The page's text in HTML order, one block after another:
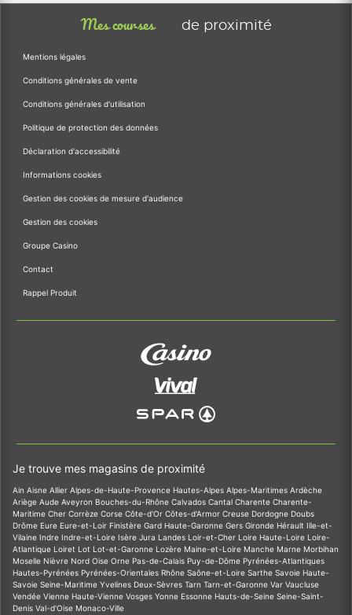
Mes courses de proximité
Mentions légales
Conditions générales de vente
Conditions générales d'utilisation
Politique de protection des données
Déclaration d'accessibilité
Informations cookies
Gestion des cookies de mesure d'audience
Gestion des cookies
Groupe Casino
Contact
Rappel Produit
Je trouve mes magasins de proximité
Ain Aisne Allier Alpes-de-Haute-Provence Hautes-Alpes Alpes-Maritimes Ardèche
Ariège Aude Aveyron Bouches-du-Rhône Calvados Cantal Charente Charente-
Maritime Cher Corrèze Corse Côte-d'Or Côtes-d'Armor Creuse Dordogne Doubs
Drôme Eure Eure-et-Loir Finistère Gard Haute-Garonne Gers Gironde Hérault Ille-et-
Vilaine Indre Indre-et-Loire Isère Jura Landes Loir-et-Cher Loire Haute-Loire Loire-
Atlantique Loiret Lot Lot-et-Garonne Lozère Maine-et-Loire Manche Marne Morbihan
Moselle Nièvre Nord Oise Orne Pas-de-Calais Puy-de-Dôme Pyrénées-Atlantiques
Hautes-Pyrénées Pyrénées-Orientales Rhône Saône-et-Loire Sarthe Savoie Haute-
Savoie Seine-Maritime Yvelines Deux-Sèvres Tarn Tarn-et-Garonne Var Vaucluse
Vendée Vienne Haute-Vienne Vosges Yonne Essonne Hauts-de-Seine Seine-Saint-
Denis Val-d'Oise Monaco-Ville